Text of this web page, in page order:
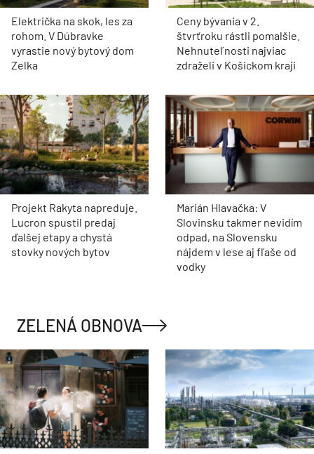
Električka na skok, les za
rohom. V Dúbravke
vyrastie nový bytový dom
Zelka
Ceny bývania v 2.
štvrťroku rástli pomalšie.
Nehnuteľnosti najviac
zdraželi v Košickom kraji
Projekt Rakyta napreduje.
Lucron spustil predaj
ďalšej etapy a chystá
stovky nových bytov
Marián Hlavačka: V
Slovinsku takmer nevidím
odpad, na Slovensku
nájdem v lese aj fľaše od
vodky
ZELENÁ OBNOVA